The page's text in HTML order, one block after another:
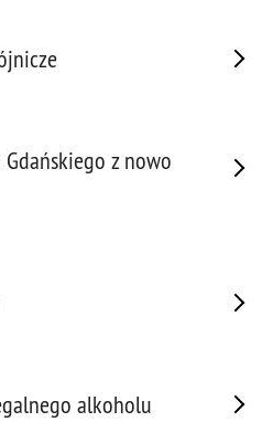
z nowo
alkoholu